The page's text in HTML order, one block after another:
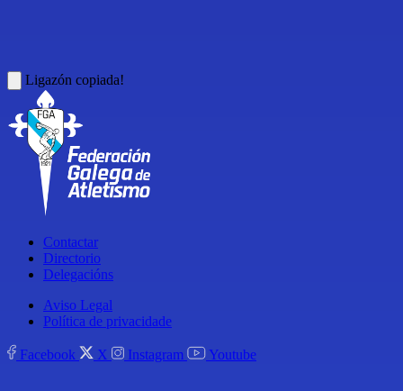
Ligazón copiada!
Contactar
Directorio
Delegacións
Aviso Legal
Política de privacidade
Facebook X Instagram Youtube